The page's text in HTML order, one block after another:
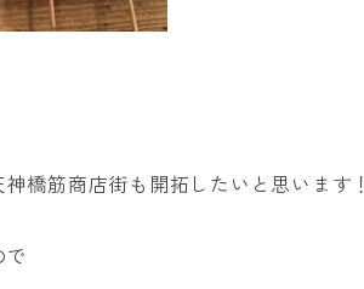
橋筋商店街も開拓したいと思います！
で